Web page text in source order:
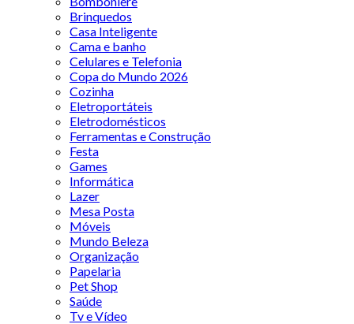
Brinquedos
Casa Inteligente
Cama e banho
Celulares e Telefonia
Copa do Mundo 2026
Cozinha
Eletroportáteis
Eletrodomésticos
Ferramentas e Construção
Festa
Games
Informática
Lazer
Mesa Posta
Móveis
Mundo Beleza
Organização
Papelaria
Pet Shop
Saúde
Tv e Vídeo